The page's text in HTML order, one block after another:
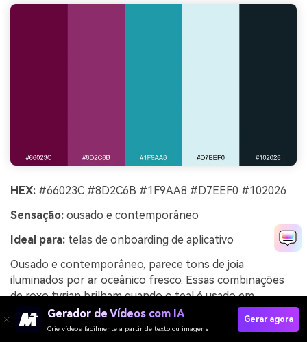
HEX: #66023C #8D2C6B #1F9AA8 #D7EEF0 #102026
Sensação: ousado e contemporâneo
Ideal para: telas de onboarding de aplicativo
Ousado e contemporâneo, parece tons de joia
iluminados por ar oceânico fresco. Essas combinações
de roxo tyrian brilham quando o teal é usado em
destaques, estados de progresso e micro-interações.
Mantenha o aqua claro como fundo para que os tons
Gerador de Vídeos com IA
Crie vídeos facilmente a partir de texto ou imagens
Gerar agora